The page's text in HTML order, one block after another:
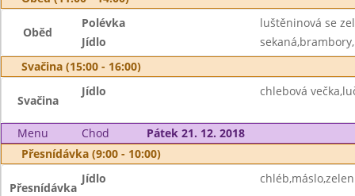
Oběd
Polévka
luštěninová se
Jídlo
Svačina (15:00 - 16:00)
Svačina
Jídlo chlebová
Menu Chod
Pátek 21. 12. 2018
Přesnídávka (9:00 - 10:00)
Přesnídávka
Jídlo